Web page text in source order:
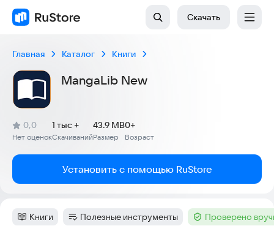
Скачать
Главная Каталог Книги
MangaLib New
Рейтинг:
0,0
(
Нет оценок
)
Скачиваний
1 тыс +
Размер
43.9 MB
Возраст
0+
Установить с помощью RuStore
Категория
Книги Категория:
Полезные инструменты Тег :Проверено